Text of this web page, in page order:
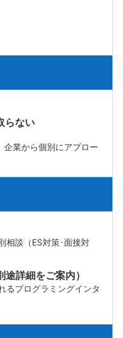
らない
企業から個別にアプロー
相談（ES対策･面接対
詳細をご案内）
るプログラミングインタ